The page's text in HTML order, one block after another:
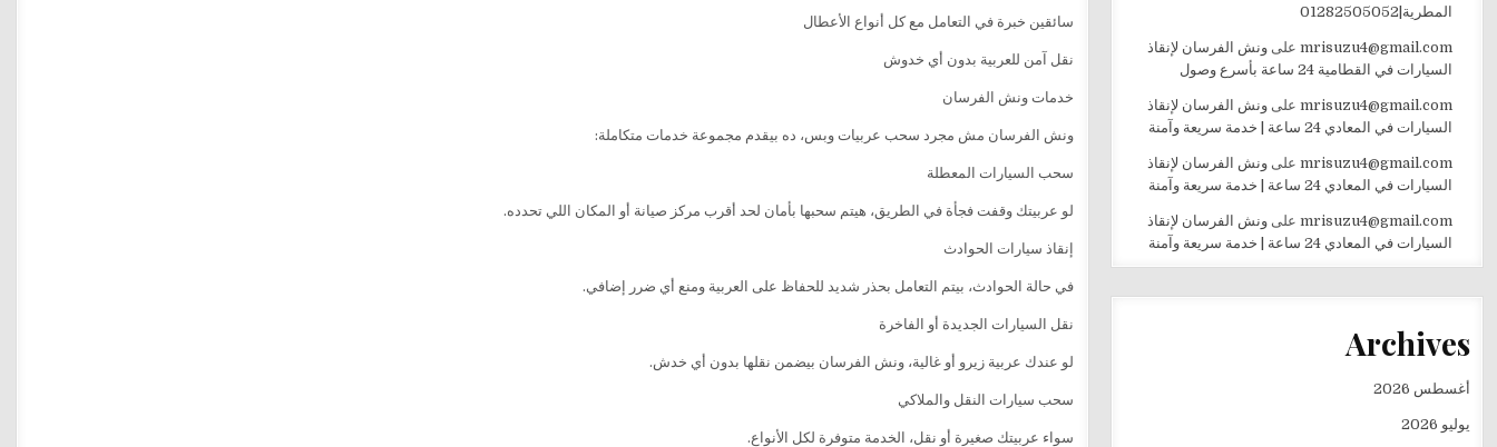
سائقين خبرة في التعامل مع كل أنواع الأعطال
نقل آمن للعربية بدون أي خدوش
خدمات ونش الفرسان
ونش الفرسان مش مجرد سحب عربيات وبس، ده بيقدم مجموعة خدمات متكاملة:
سحب السيارات المعطلة
لو عربيتك وقفت فجأة في الطريق، هيتم سحبها بأمان لحد أقرب مركز صيانة أو المكان اللي تحدده.
إنقاذ سيارات الحوادث
في حالة الحوادث، بيتم التعامل بحذر شديد للحفاظ على العربية ومنع أي ضرر إضافي.
نقل السيارات الجديدة أو الفاخرة
لو عندك عربية زيرو أو غالية، ونش الفرسان بيضمن نقلها بدون أي خدش.
سحب سيارات النقل والملاكي
سواء عربيتك صغيرة أو نقل، الخدمة متوفرة لكل الأنواع.
المطرية|01282505052
mrisuzu4@gmail.comعلى ونش الفرسان لإنقاذ
السيارات في القطامية 24 ساعة بأسرع وصول
mrisuzu4@gmail.comعلى ونش الفرسان لإنقاذ
السيارات في المعادي 24 ساعة | خدمة سريعة وآمنة
mrisuzu4@gmail.comعلى ونش الفرسان لإنقاذ
السيارات في المعادي 24 ساعة | خدمة سريعة وآمنة
mrisuzu4@gmail.comعلى ونش الفرسان لإنقاذ
السيارات في المعادي 24 ساعة | خدمة سريعة وآمنة
Archives
أغسطس 2026
يوليو 2026